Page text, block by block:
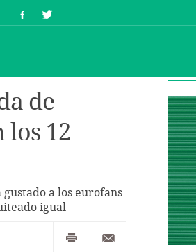
de
los 12
a los eurofans
igual